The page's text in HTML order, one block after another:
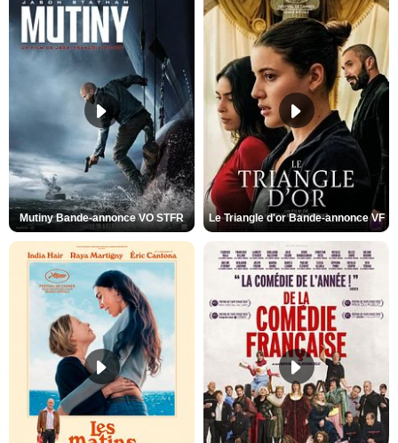
Mutiny Bande-annonce VO STFR Le Triangle d'or Bande-annonce VF